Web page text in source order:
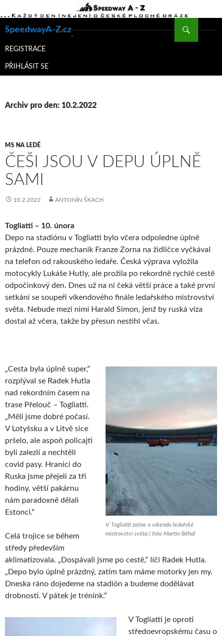
SpeedwayA-Z.cz
K
WEBU
REGISTRACE
PŘIHLÁSIT SE
Archiv pro den: 10.2.2022
MS NA LEDĚ
ČEŠI JSOU V DEPU ÚPLNĚ
SAMI
10.2.2022 ANTONÍN ŠKACH
Togliatti – 10. února
Depo na stadiónu v Togliatti bylo včera odpoledne úplně
prázdné. Pouze mechanik Franze Zorna na židličce vyčkával
na telefon od rakouského ledaře. Česká výprava vyložila
motocykly Lukáše Hutly, ale prožila po rekordně rychlé cestě
odpočinkový den. Dnes už na ni čeká větší práce a také první
setkání se soupeři víkendového finále ledařského mistrovství
světa. Nebude mezi nimi Harald Simon, jenž by ruská víza
dostal až včera, takže by přesun nestihl včas.
V Togliatti začne o víkendu ledařské
mistrovství světa | foto Martin Běhal
„Cesta byla úplně super,“
rozplýval se Radek Hutla
nad rekordním časem na
trase Přelouč – Togliatti.
„Měli jsme dobré počasí.
V Lotyšsku a v Litvě sice
pršelo, ale aspoň policajti
byli zalezlí a nechtěli
covid pasy. Hranici do
Ruska jsme přejeli za tři
hodiny, větší pakárnu
nám paradoxně dělali
Estonci.“
Celá trojice se během
středy především
aklimatizovala. „Dospávali jsme po cestě,“ líčí Radek Hutla.
„Depo bylo úplně prázdný, zatím tam máme motorky jen my.
Dneska ráno dojedeme na stadión a budeme dodělávat
drobnosti. V pátek je trénink.“
V Togliatti je oproti
středoevropskému času o